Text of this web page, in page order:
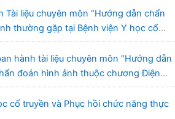
Tài liệu chuyên môn “Hướng dẫn chẩn
thường gặp tại Bệnh viện Y học cổ
năng Quy Nhơn”
hành tài liệu chuyên môn “Hướng dẫn
đoán hình ảnh thuộc chương Điện
cổ truyền và Phục hồi chức năng thực